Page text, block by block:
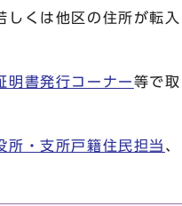
しくは他区の住所が転入
明書発行コーナー等で取
所・支所戸籍住民担当 、